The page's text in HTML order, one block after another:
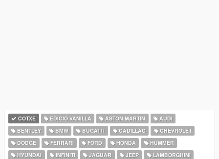
COTXE EDICIÓ VANILLA ASTON MARTIN
AUDI
BENTLEY
BMW BUGATTI CADILLAC
CHEVROLET
DODGE
FERRARI FORD HONDA
HUMMER
HYUNDAI
INFINITI JAGUAR JEEP
LAMBORGHINI